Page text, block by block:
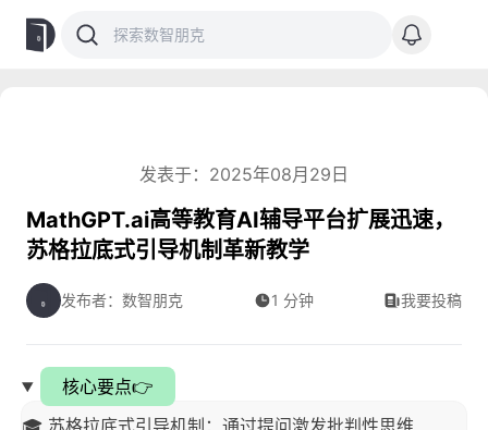
发表于：2025年08月29日
MathGPT.ai高等教育AI辅导平台扩展迅速，
苏格拉底式引导机制革新教学
发布者：数智朋克 1 分钟 我要投稿
核心要点👉
🎓 苏格拉底式引导机制：通过提问激发批判性思维